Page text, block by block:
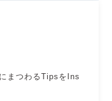
まつわるTipsをIns